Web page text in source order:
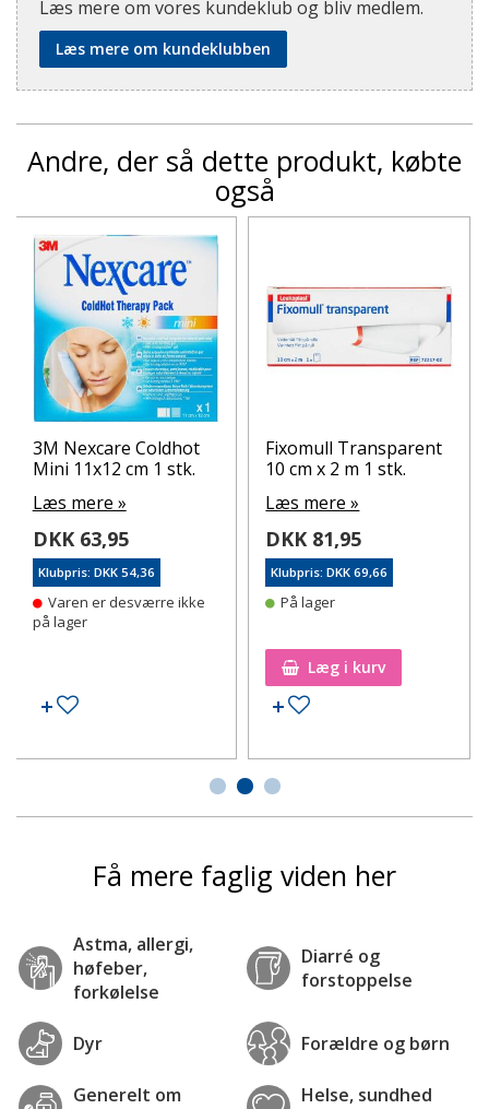
Læs mere om vores kundeklub og bliv medlem.
Læs mere om kundeklubben
Andre, der så dette produkt, købte
også
3M Nexcare Coldhot
Mini 11x12 cm 1 stk.
Læs mere »
DKK 63,95
Klubpris: DKK 54,36
Varen er desværre ikke
på lager
Tilføj til ønskeseddel
Fixomull Transparent
10 cm x 2 m 1 stk.
Læs mere »
DKK 81,95
Klubpris: DKK 69,66
På lager
Læg i kurv
Tilføj til ønskeseddel
Få mere faglig viden her
Astma, allergi,
høfeber,
forkølelse
Diarré og
forstoppelse
Dyr Forældre og børn
Generelt om
Helse, sundhed